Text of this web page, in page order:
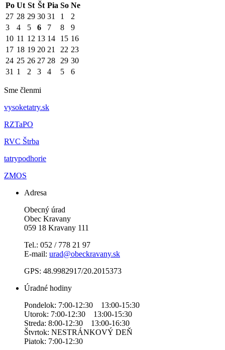
Po Ut St Št Pia So Ne
27 28 29 30 31 1
2
3
4 5 6 7 8
9
10 11 12 13 14 15 16
17 18 19 20 21 22 23
24 25 26 27 28 29 30
31 1 2 3 4 5 6
Sme členmi
vysoketatry.sk
RZTaPO
RVC Štrba
tatrypodhorie
ZMOS
Adresa
Obecný úrad
Obec Kravany
059 18 Kravany 111
Tel.: 052 / 778 21 97
E-mail: urad@obeckravany.sk
GPS: 48.9982917/20.2015373
Úradné hodiny
Pondelok: 7:00-12:30 13:00-15:30
Utorok: 7:00-12:30 13:00-15:30
Streda: 8:00-12:30 13:00-16:30
Štvrtok: NESTRÁNKOVÝ DEŇ
Piatok: 7:00-12:30